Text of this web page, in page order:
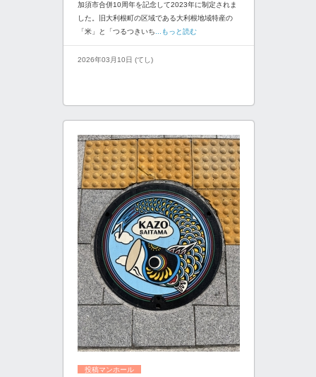
加須市合併10周年を記念して2023年に制定されま
した。旧大利根町の区域である大利根地域特産の
「米」と「つるつきいち ...もっと読む
2026年03月10日 (てし)
投稿マンホール